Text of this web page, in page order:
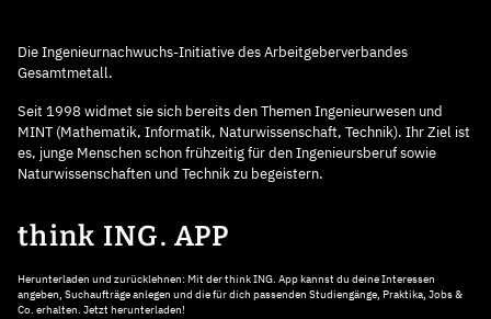
Die Ingenieurnachwuchs-Initiative des Arbeitgeberverbandes
Gesamtmetall.
Seit 1998 widmet sie sich bereits den Themen Ingenieurwesen und
MINT (Mathematik, Informatik, Naturwissenschaft, Technik). Ihr Ziel ist
es, junge Menschen schon frühzeitig für den Ingenieursberuf sowie
Naturwissenschaften und Technik zu begeistern.
think ING. APP
Herunterladen und zurücklehnen: Mit der think ING. App kannst du deine Interessen
angeben, Suchaufträge anlegen und die für dich passenden Studiengänge, Praktika, Jobs &
Co. erhalten. Jetzt herunterladen!